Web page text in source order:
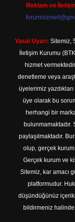
Reklam ve
Yasal Uyarı: Sitemiz,
İletişim Kurumu
hizmet
denetleme veya
üyelerimiz
üye olarak bu
herhangi bir
bulunmamaktadır.
paylaşılmaktadır.
olup, gerçek kurum
Gerçek kurum ve
Sitemiz, kar amacı
platformudur.
düşündüğünüz
bildirmeniz